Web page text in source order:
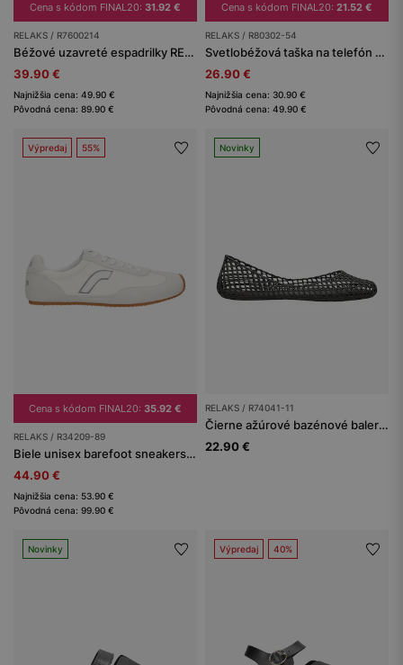
Cena s kódom FINAL20: 31.92 €
RELAKS / R7600214
Béžové uzavreté espadrilky RELAKS
39.90 €
Najnižšia cena: 49.90 €
Pôvodná cena: 89.90 €
Cena s kódom FINAL20: 21.52 €
RELAKS / R80302-54
Svetlobéžová taška na telefón RELAKS
26.90 €
Najnižšia cena: 30.90 €
Pôvodná cena: 49.90 €
Výpredaj 55%
Cena s kódom FINAL20: 35.92 €
RELAKS / R34209-89
Biele unisex barefoot sneakersy na plochej podrážke RELAKS
44.90 €
Najnižšia cena: 53.90 €
Pôvodná cena: 99.90 €
Novinky
RELAKS / R74041-11
Čierne ažúrové bazénové balerínky RELAKS
22.90 €
Novinky Výpredaj 40%